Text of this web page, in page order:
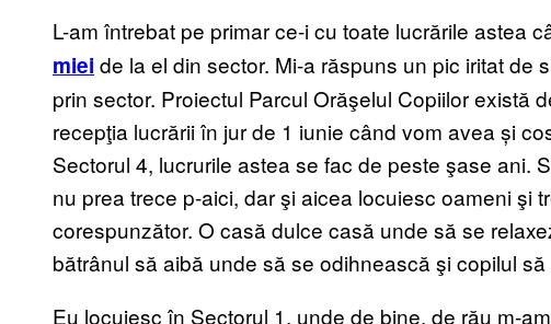
L-am întrebat pe primar ce-i cu toate lucrările astea
miei de la el din sector. Mi-a răspuns un pic iritat de
prin sector. Proiectul Parcul Orăşelul Copiilor există
recepţia lucrării în jur de 1 iunie când vom avea și
Sectorul 4, lucrurile astea se fac de peste şase ani.
nu prea trece p-aici, dar şi aicea locuiesc oameni şi
corespunzător. O casă dulce casă unde să se
bătrânul să aibă unde să se odihnească şi copilul
Eu locuiesc în Sectorul 1, unde de bine, de rău m-